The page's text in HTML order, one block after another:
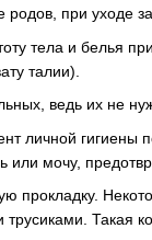
родов, при уходе
тела и белья
талии).
ведь их не
личной гигиены
или мочу,
прокладку.
Такая